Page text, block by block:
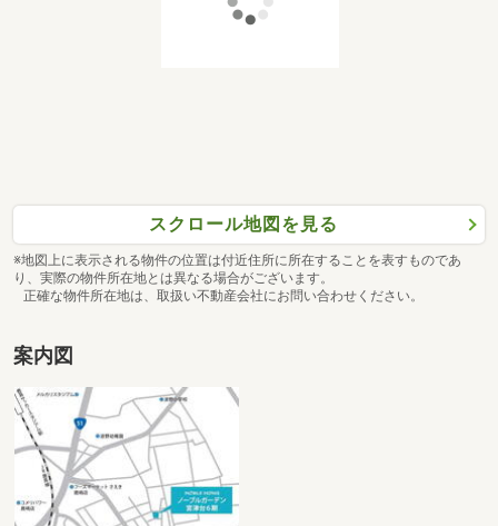
スクロール地図を見る
※地図上に表示される物件の位置は付近住所に所在することを表すものであ
り、実際の物件所在地とは異なる場合がございます。
正確な物件所在地は、取扱い不動産会社にお問い合わせください。
案内図